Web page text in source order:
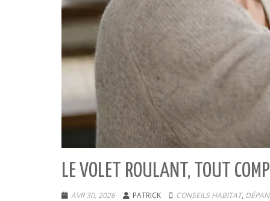
LE VOLET ROULANT, TOUT
AVR 30, 2026 PATRICK CONSEILS HABITAT,